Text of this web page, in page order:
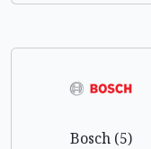
Bosch (5)